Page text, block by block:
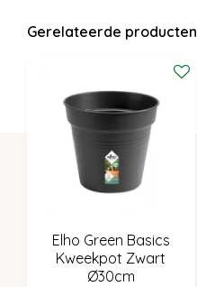
Gerelateerde producten
Elho Green Basics
Kweekpot Zwart
Ø30cm